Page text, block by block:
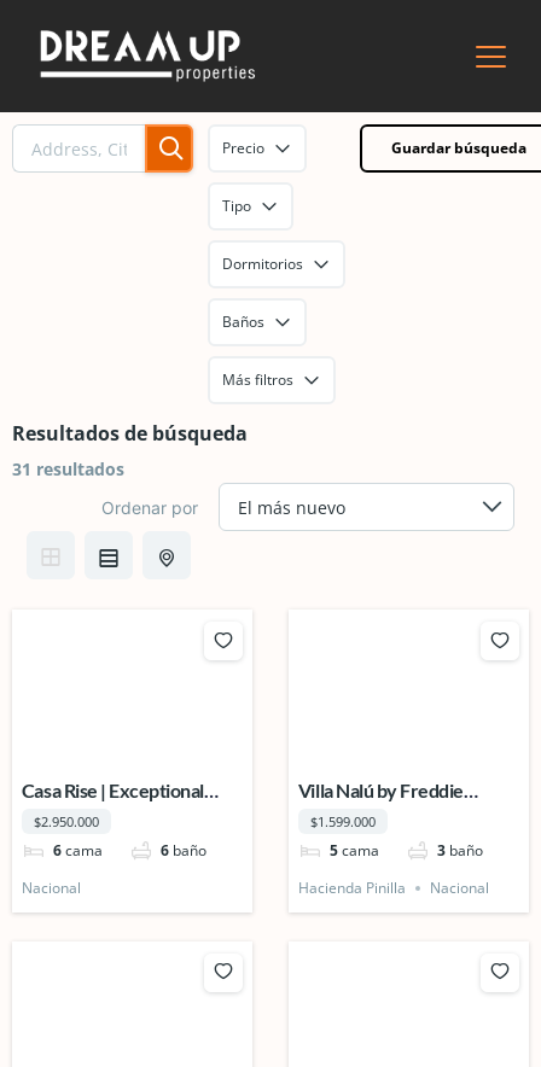
Guardar búsqueda
Precio
Tipo
Dormitorios
Baños
Más filtros
Resultados de búsqueda
31 resultados
Ordenar por
Casa Rise | Exceptional
Ocean View Estate in
Pacific Heights
$2.950.000
6cama 6 baño
Nacional
Villa Nalú by Freddie
Builders | Hacienda Pinilla
$1.599.000
5cama 3 baño
Hacienda Pinilla
Nacional